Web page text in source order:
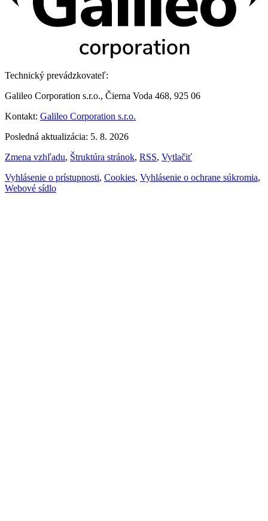
Technický prevádzkovateľ:
Galileo Corporation s.r.o., Čierna Voda 468, 925 06
Kontakt: Galileo Corporation s.r.o.
Posledná aktualizácia: 5. 8. 2026
Zmena vzhľadu, Štruktúra stránok, RSS, Vytlačiť
Vyhlásenie o prístupnosti, Cookies, Vyhlásenie o ochrane súkromia,
Webové sídlo